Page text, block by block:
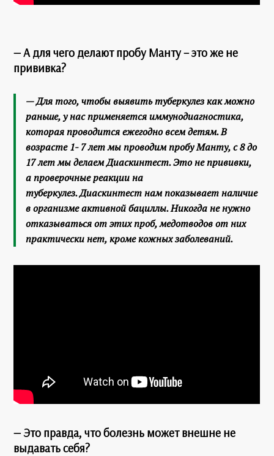
— А для чего делают пробу Манту – это же не
прививка?
— Для того, чтобы выявить туберкулез как можно
раньше, у нас применяется иммунодиагностика,
которая проводится ежегодно всем детям. В
возрасте 1- 7 лет мы проводим пробу Манту, с 8 до
17 лет мы делаем Диаскинтест. Это не прививки,
а проверочные реакции на
туберкулез. Диаскинтест нам показывает наличие
в организме активной бациллы. Никогда не нужно
отказываться от этих проб, медотводов от них
практически нет, кроме кожных заболеваний.
— Это правда, что болезнь может внешне не
выдавать себя?